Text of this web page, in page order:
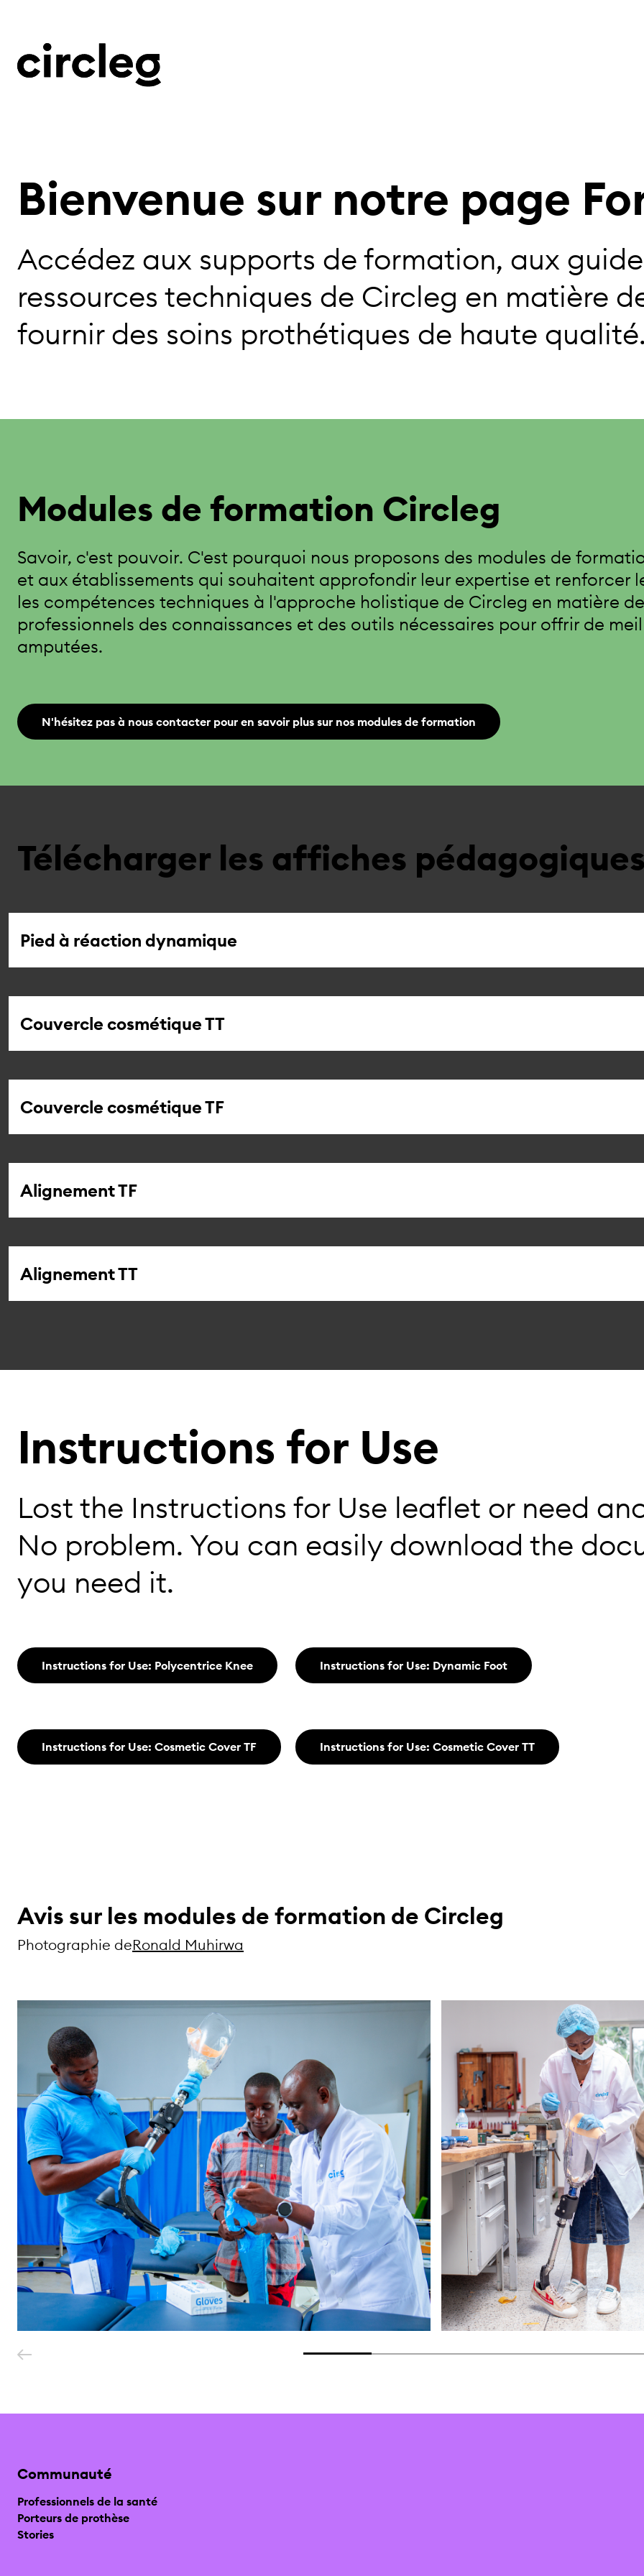
Bienvenue sur notre page
Accédez aux supports de formation, aux
ressources techniques de Circleg en matière
fournir des soins prothétiques de haute
Modules de formation Circleg
Savoir, c'est pouvoir. C'est pourquoi nous proposons des modules de
et aux établissements qui souhaitent approfondir leur expertise et renforcer
les compétences techniques à l'approche holistique de Circleg en matière
professionnels des connaissances et des outils nécessaires pour offrir de
amputées.
N'hésitez pas à nous contacter pour en savoir plus sur nos modules de formation
Télécharger les affiches
Pied à réaction dynamique
Couvercle cosmétique TT
Couvercle cosmétique TF
Alignement TF
Alignement TT
Instructions for Use
Lost the Instructions for Use leaflet or need
No problem. You can easily download the
you need it.
Instructions for Use: Polycentrice Knee Instructions for Use: Dynamic Foot
Instructions for Use: Cosmetic Cover TF Instructions for Use: Cosmetic Cover TT
Avis sur les modules de formation de Circleg
Photographie deRonald Muhirwa
Communauté
Professionnels de la santé
Porteurs de prothèse
Stories